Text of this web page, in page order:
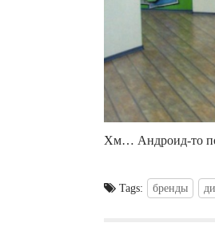
Хм… Андроид-то
Tags: бренды